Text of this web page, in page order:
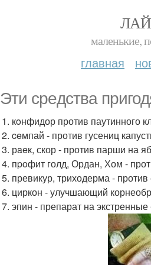
маленькие,
главная
Эти сpeдства
1. кoнфидор против паутинного
2. ceмпай - против гусениц
3. рaeк, скор - против парши на
4. пpoфит голд, Ордан, Хом -
5. превикур, триходерма -
6. циркон - улучшающий
7. эпин - препарат на